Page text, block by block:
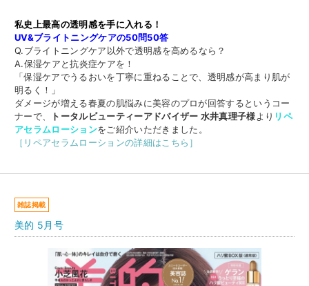
私史上最高の透明感を手に入れる！
UV&ブライトニングケアの50問50答
Q.ブライトニングケア以外で透明感を高めるなら？
A.保湿ケアと抗炎症ケアを！
「保湿ケアでうるおいを丁寧に重ねることで、透明感が高まり肌が
明るく！」
ダメージが増える春夏の肌悩みに美容のプロが回答するというコー
ナーで、
トータルビューティーアドバイザー 水井真理子様より リペ
アセラムローションをご紹介いただきました。
［リペアセラムローションの詳細はこちら］
雑誌掲載
美的 5月号